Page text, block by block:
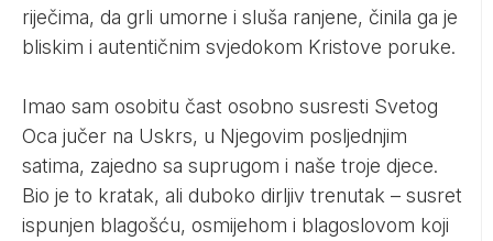
riječima, da grli umorne i sluša ranjene, činila ga je
bliskim i autentičnim svjedokom Kristove poruke.
Imao sam osobitu čast osobno susresti Svetog
Oca jučer na Uskrs, u Njegovim posljednjim
satima, zajedno sa suprugom i naše troje djece.
Bio je to kratak, ali duboko dirljiv trenutak – susret
ispunjen blagošću, osmijehom i blagoslovom koji